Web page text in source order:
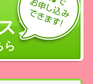
ン
ら